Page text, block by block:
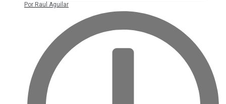
Por Raul Aguilar